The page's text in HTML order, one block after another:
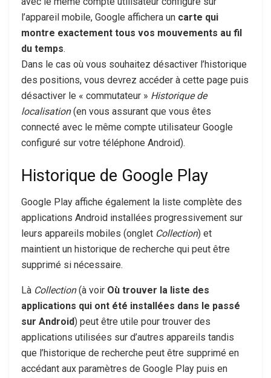
l’appareil mobile, Google affichera un carte qui
montre exactement tous vos mouvements au fil
du temps.
Dans le cas où vous souhaitez désactiver l’historique
des positions, vous devrez accéder à cette page puis
désactiver le « commutateur » Historique de
localisation(en vous assurant que vous êtes
connecté avec le même compte utilisateur Google
configuré sur votre téléphone Android).
Historique de Google Play
Google Play affiche également la liste complète des
applications Android installées progressivement sur
leurs appareils mobiles (onglet Collection) et
maintient un historique de recherche qui peut être
supprimé si nécessaire.
Là Collection(à voir Où trouver la liste des
applications qui ont été installées dans le passé
sur Android) peut être utile pour trouver des
applications utilisées sur d’autres appareils tandis
que l’historique de recherche peut être supprimé en
accédant aux paramètres de Google Play puis en